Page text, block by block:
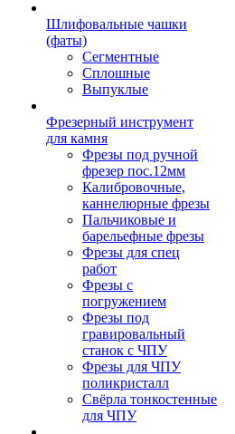
Шлифовальные чашки
(фаты)
Сегментные
Сплошные
Выпуклые
Фрезерный инструмент
для камня
Фрезы под ручной
фрезер пос.12мм
Калибровочные,
каннелюрные фрезы
Пальчиковые и
барельефные фрезы
Фрезы для спец
работ
Фрезы с
погружением
Фрезы под
гравировальный
станок с ЧПУ
Фрезы для ЧПУ
поликристалл
Свёрла тонкостенные
для ЧПУ